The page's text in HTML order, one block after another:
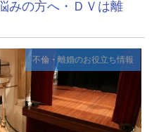
みの方へ・ＤＶは離
不倫・離婚のお役立ち情報